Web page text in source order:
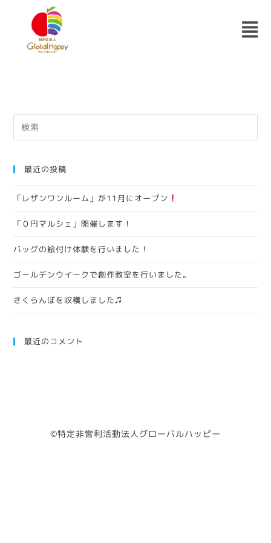
最近の投稿
「レザンワンルーム」が11月にオープン
「０円マルシェ」開催します！
バッグの絵付け体験を行いました！
ゴールデンウイークで創作教室を行いました。
さくらんぼを収穫しました♫
最近のコメント
©️特定非営利活動法人グローバルハッピー